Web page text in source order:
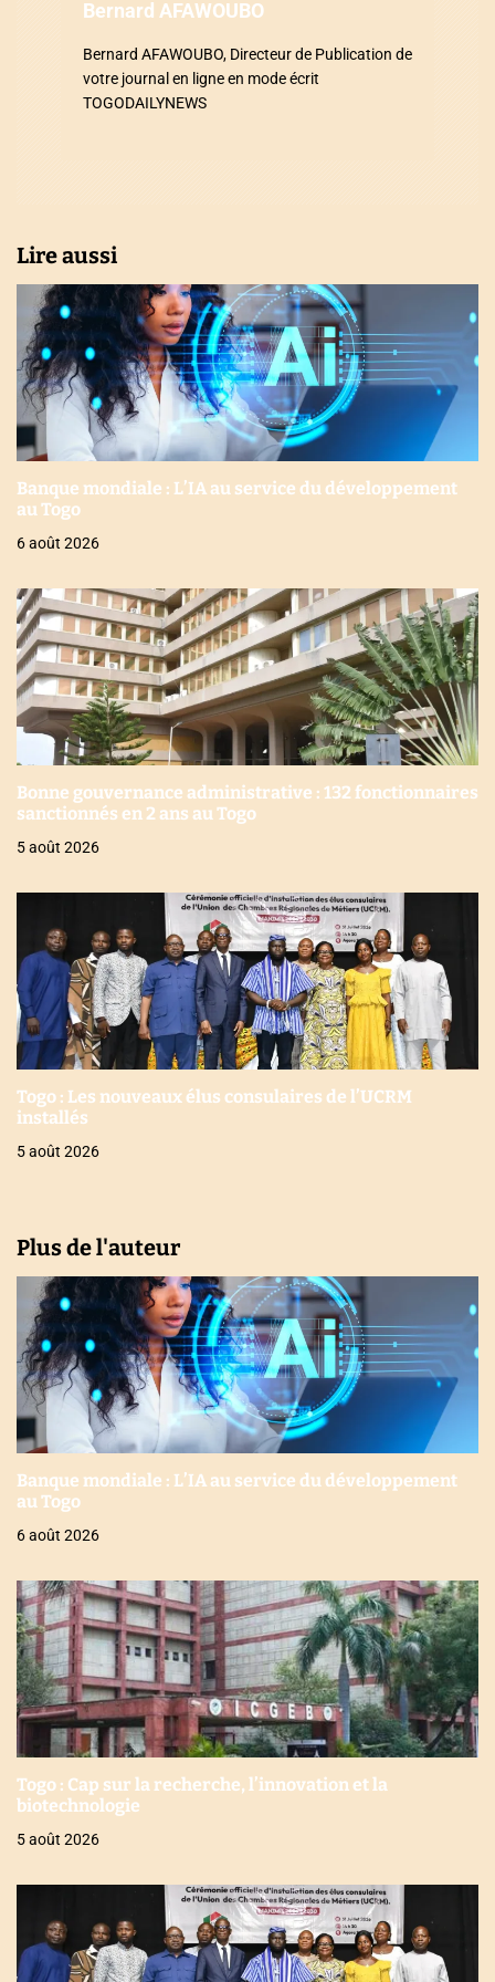
e
Bernard AFAWOUBO
Bernard AFAWOUBO, Directeur de Publication de
votre journal en ligne en mode écrit
TOGODAILYNEWS
Lire aussi
Banque mondiale : L’IA au service du développement
au Togo
6 août 2026
Bonne gouvernance administrative : 132 fonctionnaires
sanctionnés en 2 ans au Togo
5 août 2026
Togo : Les nouveaux élus consulaires de l’UCRM
installés
5 août 2026
Plus de l'auteur
Banque mondiale : L’IA au service du développement
au Togo
6 août 2026
Togo : Cap sur la recherche, l’innovation et la
biotechnologie
5 août 2026